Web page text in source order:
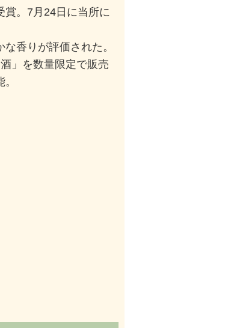
賞。7月24日に当所に
香りが評価された。
」を数量限定で販売